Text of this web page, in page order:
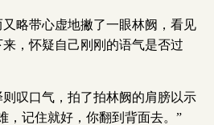
略带心虚地撇了一眼林阙，看见
，怀疑自己刚刚的语气是否过
叹口气，拍了拍林阙的肩膀以示
，记住就好，你翻到背面去。”